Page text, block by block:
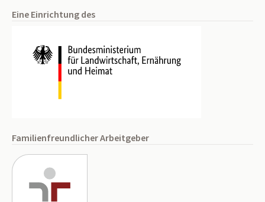
Eine Einrichtung des
Familienfreundlicher Arbeitgeber